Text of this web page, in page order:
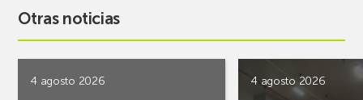
Otras noticias
4 agosto 2026 4 agosto 2026